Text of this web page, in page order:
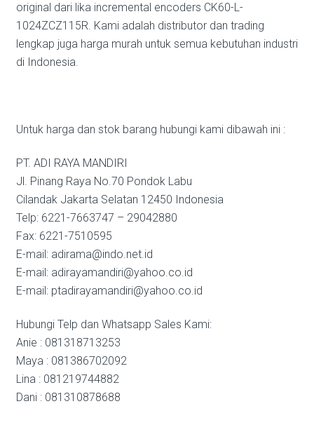
original dari lika incremental encoders CK60-L-
1024ZCZ115R. Kami adalah distributor dan trading
lengkap juga harga murah untuk semua kebutuhan industri
di Indonesia.
Untuk harga dan stok barang hubungi kami dibawah ini :
PT. ADI RAYA MANDIRI
Jl. Pinang Raya No.70 Pondok Labu
Cilandak Jakarta Selatan 12450 Indonesia
Telp: 6221-7663747 – 29042880
Fax: 6221-7510595
E-mail: adirama@indo.net.id
E-mail: adirayamandiri@yahoo.co.id
E-mail: ptadirayamandiri@yahoo.co.id
Hubungi Telp dan Whatsapp Sales Kami:
Anie : 081318713253
Maya : 081386702092
Lina : 081219744882
Dani : 081310878688